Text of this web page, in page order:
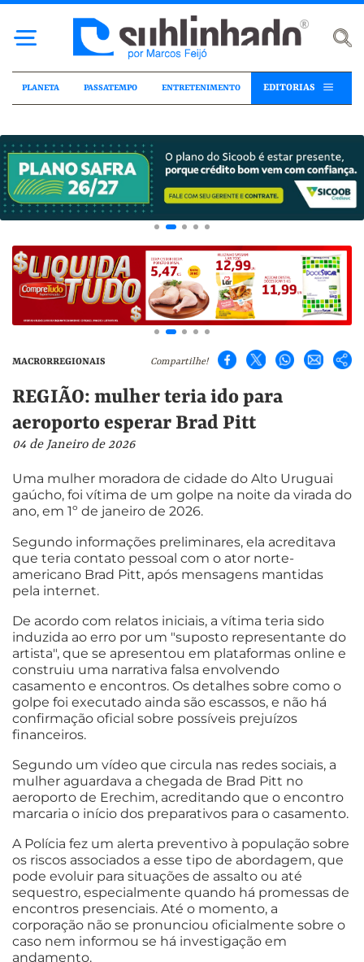
PLANETA PASSATEMPO ENTRETENIMENTO EDITORIAS
MACRORREGIONAIS Compartilhe!
REGIÃO: mulher teria ido para
aeroporto esperar Brad Pitt
04 de Janeiro de 2026
Uma mulher moradora de cidade do Alto Uruguai
gaúcho, foi vítima de um golpe na noite da virada do
ano, em 1º de janeiro de 2026.
Segundo informações preliminares, ela acreditava
que teria contato pessoal com o ator norte-
americano Brad Pitt, após mensagens mantidas
pela internet.
De acordo com relatos iniciais, a vítima teria sido
induzida ao erro por um "suposto representante do
artista", que se apresentou em plataformas online e
construiu uma narrativa falsa envolvendo
casamento e encontros. Os detalhes sobre como o
golpe foi executado ainda são escassos, e não há
confirmação oficial sobre possíveis prejuízos
financeiros.
Segundo um vídeo que circula nas redes sociais, a
mulher aguardava a chegada de Brad Pitt no
aeroporto de Erechim, acreditando que o encontro
marcaria o início dos preparativos para o casamento.
A Polícia fez um alerta preventivo à população sobre
os riscos associados a esse tipo de abordagem, que
pode evoluir para situações de assalto ou até
sequestro, especialmente quando há promessas de
encontros presenciais. Até o momento, a
corporação não se pronunciou oficialmente sobre o
caso nem informou se há investigação em
andamento.